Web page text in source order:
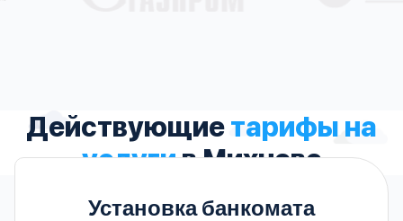
Действующиетарифы на
услугив Михнево
Установка банкомата